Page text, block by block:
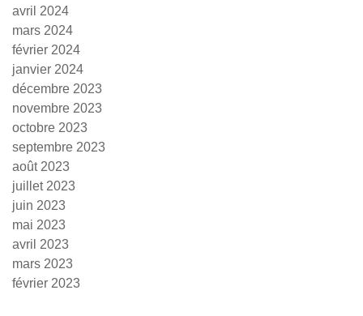
avril 2024
mars 2024
février 2024
janvier 2024
décembre 2023
novembre 2023
octobre 2023
septembre 2023
août 2023
juillet 2023
juin 2023
mai 2023
avril 2023
mars 2023
février 2023